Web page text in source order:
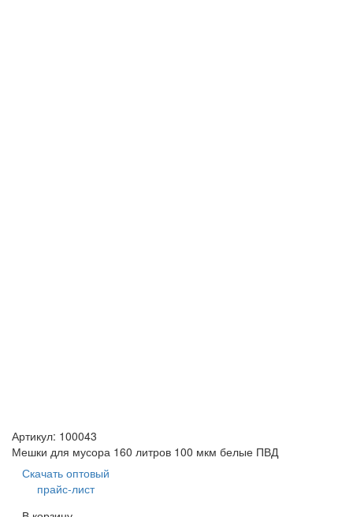
Артикул: 100043
Мешки для мусора 160 литров 100 мкм белые ПВД
Скачать оптовый
прайс-лист